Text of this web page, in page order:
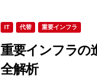
IT 代替 重要インフラ
重要インフラの
全解析